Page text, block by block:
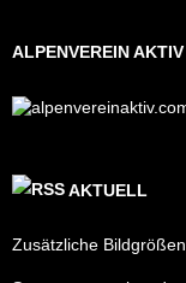
ALPENVEREIN AKTIV
AKTUELL
Zusätzliche Bildgrößen